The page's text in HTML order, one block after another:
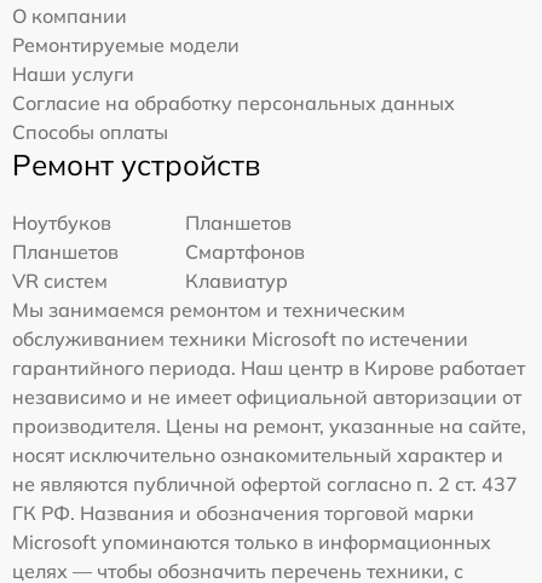
О компании
Ремонтируемые модели
Наши услуги
Согласие на обработку персональных данных
Способы оплаты
Ремонт устройств
Ноутбуков
Планшетов
Планшетов
Смартфонов
VR систем
Клавиатур
Мы занимаемся ремонтом и техническим
обслуживанием техники Microsoft по истечении
гарантийного периода. Наш центр в Кирове работает
независимо и не имеет официальной авторизации от
производителя. Цены на ремонт, указанные на сайте,
носят исключительно ознакомительный характер и
не являются публичной офертой согласно п. 2 ст. 437
ГК РФ. Названия и обозначения торговой марки
Microsoft упоминаются только в информационных
целях — чтобы обозначить перечень техники, с